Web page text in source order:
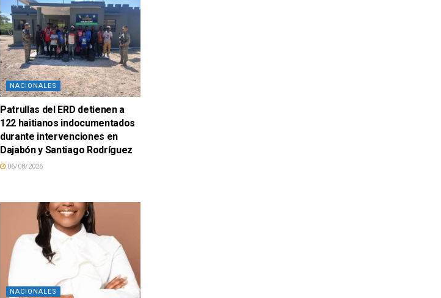
NACIONALES
Patrullas del ERD detienen a
122 haitianos indocumentados
durante intervenciones en
Dajabón y Santiago Rodríguez
06/08/2026
NACIONALES